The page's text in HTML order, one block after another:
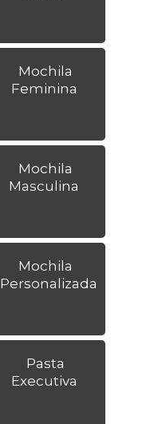
Mochila
Feminina
Mochila
Masculina
Mochila
Personalizada
Pasta
Executiva